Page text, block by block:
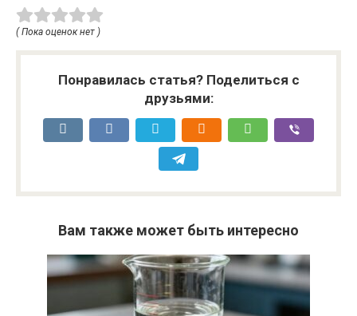
( Пока оценок нет )
Понравилась статья? Поделиться с
друзьями:
Вам также может быть интересно